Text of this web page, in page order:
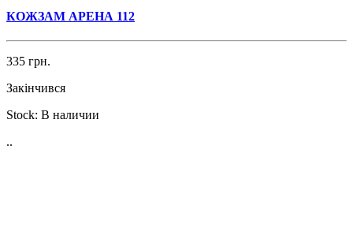
КОЖЗАМ АРЕНА 112
335 грн.
Закінчився
Stock: В наличии
..